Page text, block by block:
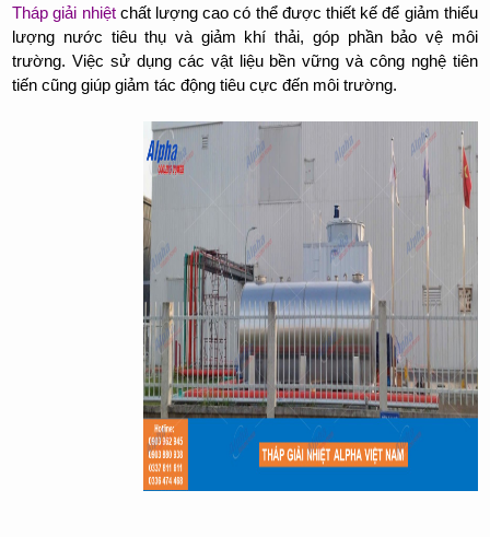
Tháp giải nhiệtchất lượng cao có thể được thiết kế để giảm thiểu
lượng nước tiêu thụ và giảm khí thải, góp phần bảo vệ môi
trường. Việc sử dụng các vật liệu bền vững và công nghệ tiên
tiến cũng giúp giảm tác động tiêu cực đến môi trường.